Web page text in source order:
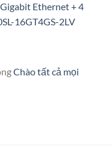
Ethernet + 4
16GT4GS-2LV
Chào tất cả mọi